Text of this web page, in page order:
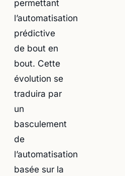
permettant
l’automatisation
prédictive
de bout en
bout. Cette
évolution se
traduira par
un
basculement
de
l’automatisation
basée sur la